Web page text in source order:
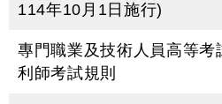
114年10月1日施行)
專門職業及技術人員高等考
利師考試規則